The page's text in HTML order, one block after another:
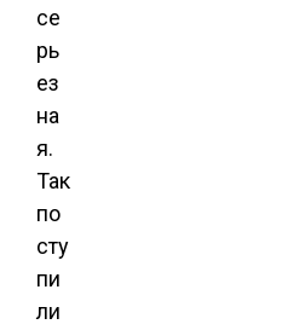
се
рь
ез
на
я.
Так
по
сту
пи
ли